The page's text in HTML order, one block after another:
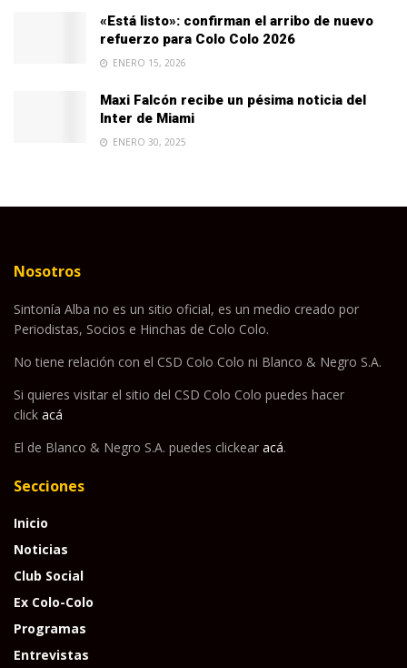
«Está listo»: confirman el arribo de nuevo
refuerzo para Colo Colo 2026
ENERO 15, 2026
Maxi Falcón recibe un pésima noticia del
Inter de Miami
ENERO 30, 2025
Nosotros
Sintonía Alba no es un sitio oficial, es un medio creado por
Periodistas, Socios e Hinchas de Colo Colo.
No tiene relación con el CSD Colo Colo ni Blanco & Negro S.A.
Si quieres visitar el sitio del CSD Colo Colo puedes hacer
click acá
El de Blanco & Negro S.A. puedes clickear acá.
Secciones
Inicio
Noticias
Club Social
Ex Colo-Colo
Programas
Entrevistas